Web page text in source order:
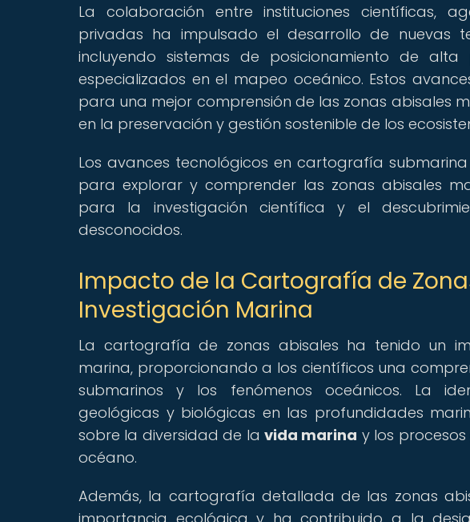
La colaboración entre instituciones científicas,
privadas ha impulsado el desarrollo de nuevas
incluyendo sistemas de posicionamiento de alta
especializados en el mapeo oceánico. Estos
para una mejor comprensión de las zonas abisales
en la preservación y gestión sostenible de los
Los avances tecnológicos en cartografía
para explorar y comprender las zonas abisales
para la investigación científica y el
desconocidos.
Impacto de la Cartografía de
Investigación Marina
La cartografía de zonas abisales ha tenido un
marina, proporcionando a los científicos una
submarinos y los fenómenos oceánicos. La
geológicas y biológicas en las profundidades
sobre la diversidad de lavida marina y los
océano.
Además, la cartografía detallada de las zonas